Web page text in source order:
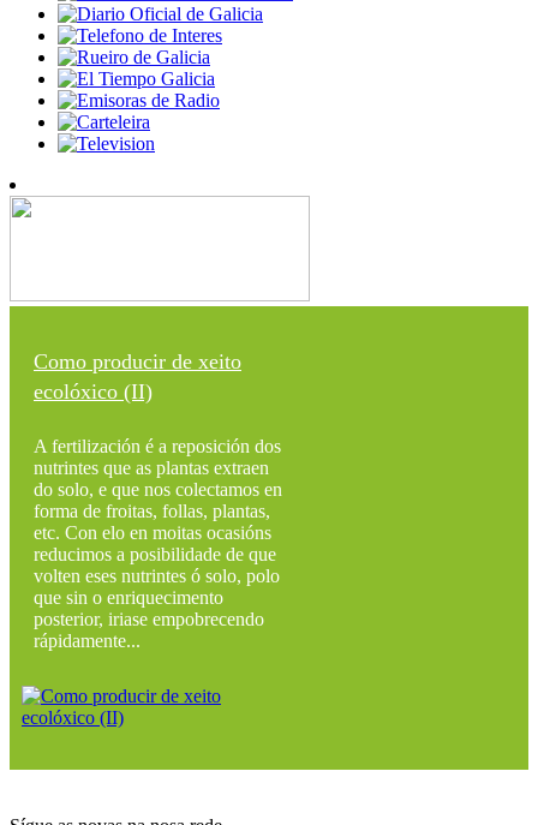
Como producir de xeito
ecolóxico (II)
A fertilización é a reposición dos
nutrintes que as plantas extraen
do solo, e que nos colectamos en
forma de froitas, follas, plantas,
etc. Con elo en moitas ocasións
reducimos a posibilidade de que
volten eses nutrintes ó solo, polo
que sin o enriquecimento
posterior, iriase empobrecendo
rápidamente...